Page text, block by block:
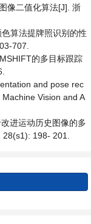
像二值化算法[J]. 浙
算法提牌照识别的性
707.
的多目标跟踪
and pose rec
Vision and A
进运动历史图像的多
198- 201.